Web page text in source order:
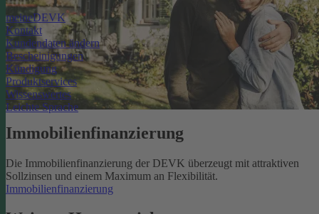
meineDEVK
Kontakt
Kundendaten ändern
Bescheinigungen
Kündigung
Produktservices
Wissenswertes
Leichte Sprache
Immobilienfinanzierung
Die Immobilienfinanzierung der DEVK überzeugt mit attraktiven
Sollzinsen und einem Maximum an Flexibilität.
Immobilienfinanzierung